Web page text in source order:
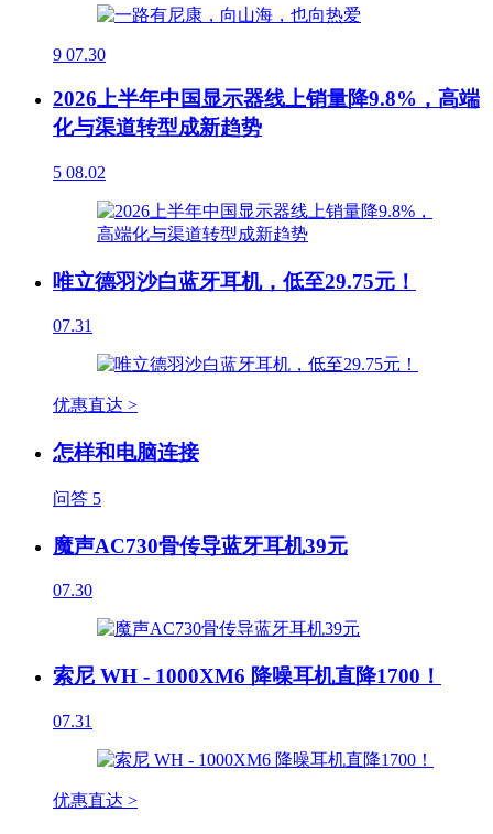
9 07.30
2026上半年中国显示器线上销量降9.8%，高端
化与渠道转型成新趋势
5 08.02
唯立德羽沙白蓝牙耳机，低至29.75元！
07.31
优惠直达 >
怎样和电脑连接
问答 5
魔声AC730骨传导蓝牙耳机39元
07.30
索尼 WH - 1000XM6 降噪耳机直降1700！
07.31
优惠直达 >